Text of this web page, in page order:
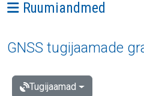
Ava menüü:
Ruumiandmed
GNSS tugijaamade
Tugijaamad